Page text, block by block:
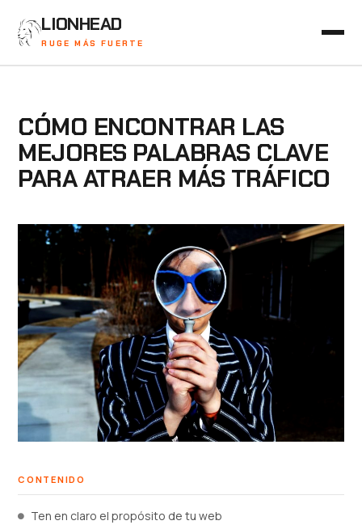
LIONHEAD
RUGE MÁS FUERTE
CÓMO ENCONTRAR LAS
MEJORES PALABRAS CLAVE
PARA ATRAER MÁS TRÁFICO
CONTENIDO
Ten en claro el propósito de tu web